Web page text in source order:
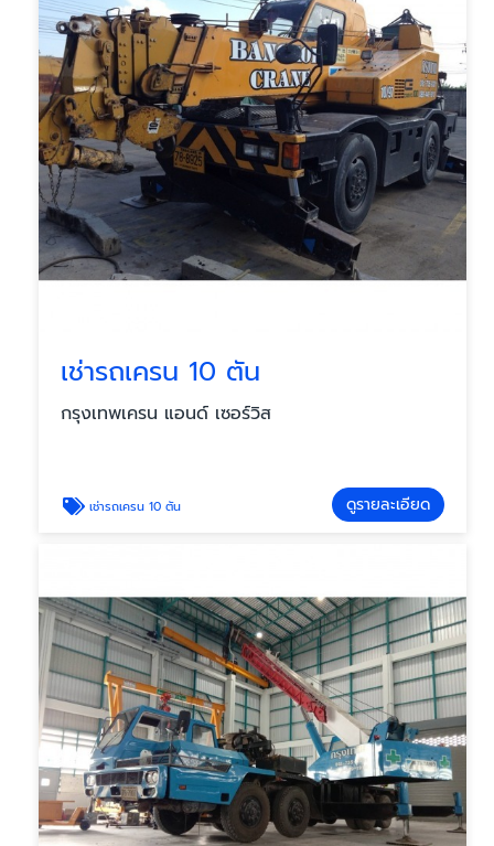
เช่ารถเครน 10 ตัน
กรุงเทพเครน แอนด์ เซอร์วิส
เช่ารถเครน 10 ตัน ดูรายละเอียด